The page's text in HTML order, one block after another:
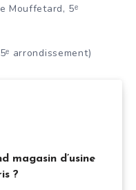
Mouffetard, 5ᵉ
arrondissement)
magasin d’usine
?